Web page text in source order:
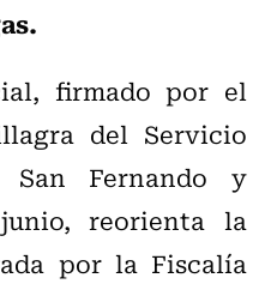
firmado por el
del Servicio
Fernando y
reorienta la
por la Fiscalía